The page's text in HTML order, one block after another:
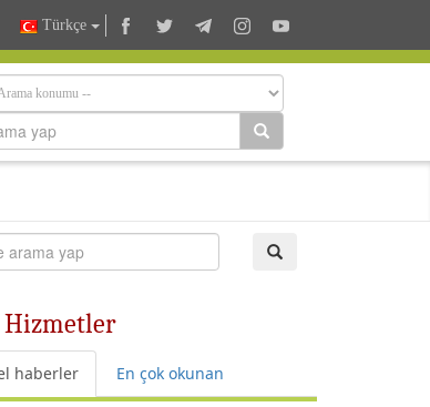
Türkçe
Hizmetler
haberler En çok okunan